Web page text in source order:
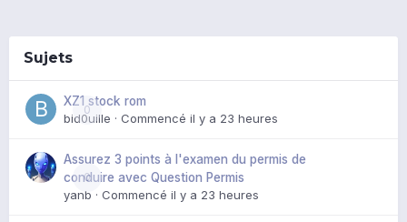
Sujets
0
XZ1 stock rom
bid0uille · Commencé il y a 23 heures
0
Assurez 3 points à l'examen du permis de
conduire avec Question Permis
yanb · Commencé il y a 23 heures